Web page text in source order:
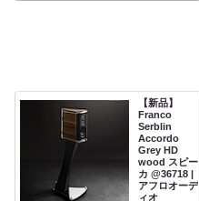
【新品】
Franco
Serblin
Accordo
Grey HD
wood スピー
カ @36718 |
アフロオーデ
ィオ